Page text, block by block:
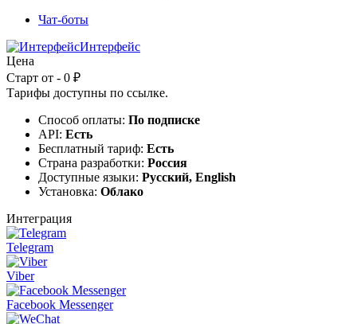
Чат-боты
Интерфейс
Цена
Старт от - 0 ₽
Тарифы доступны по ссылке.
Способ оплаты: По подписке
API: Есть
Бесплатный тариф: Есть
Страна разработки: Россия
Доступные языки: Русский, English
Установка: Облако
Интеграция
Telegram
Viber
Facebook Messenger